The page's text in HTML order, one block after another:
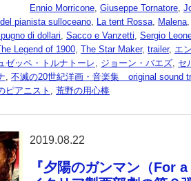
Ennio Morricone, Giuseppe Tornatore,
pianista sulloceano, La tent Rossa, Malena,
di dollari, Sacco e Vanzetti, Sergio
Legend of 1900, The Star Maker, trailer, エ
ゼッペ・トルナトーレ, ジョーン・バエズ, セ
, 不滅の20世紀洋画・音楽集 original sound
ピアニスト , 荒野の用心棒
2019.08.22
『夕陽のガンマン（For